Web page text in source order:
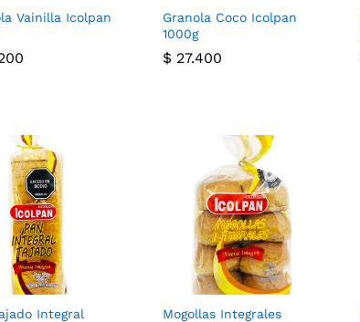
Vainilla Icolpan
Granola Coco Icolpan
1000g
$ 27.400
$ 27.400
Integral
Mogollas Integrales